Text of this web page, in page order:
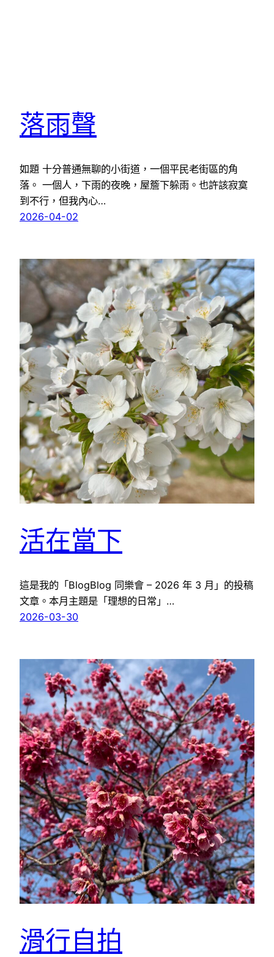
落雨聲
如題 十分普通無聊的小街道，一個平民老街區的角
落。 一個人，下雨的夜晚，屋簷下躲雨。也許該寂寞
到不行，但我內心…
2026-04-02
活在當下
這是我的「BlogBlog 同樂會 – 2026 年 3 月」的投稿
文章。本月主題是「理想的日常」…
2026-03-30
滑行自拍